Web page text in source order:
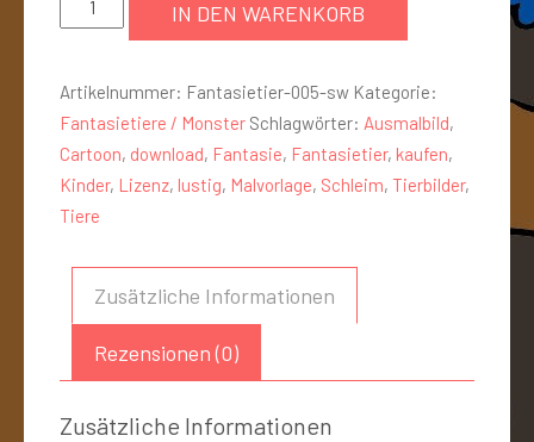
IN DEN WARENKORB
Artikelnummer: Fantasietier-005-sw Kategorie:
Fantasietiere / Monster Schlagwörter: Ausmalbild,
Cartoon, download, Fantasie, Fantasietier, kaufen,
Kinder, Lizenz, lustig, Malvorlage, Schleim, Tierbilder,
Tiere
Zusätzliche Informationen
Rezensionen (0)
Zusätzliche Informationen